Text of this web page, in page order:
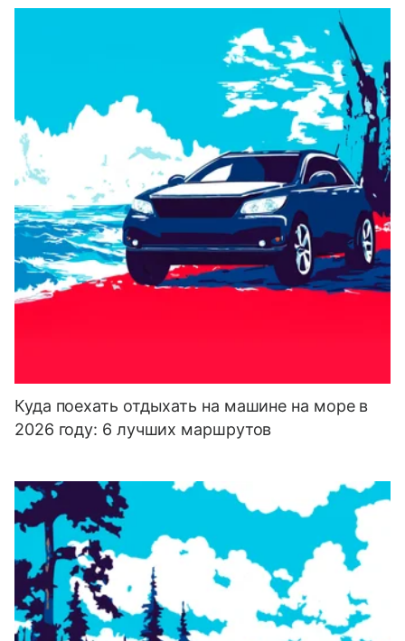
Куда поехать отдыхать на машине на море в
2026 году: 6 лучших маршрутов